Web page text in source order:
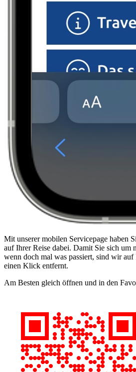
Mit unserer mobilen Servicepage haben
auf Ihrer Reise dabei. Damit Sie sich um
wenn doch mal was passiert, sind wir
einen Klick entfernt.
Am Besten gleich öffnen und in den